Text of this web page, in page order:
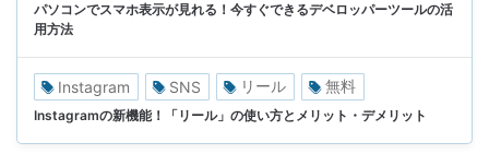
パソコンでスマホ表示が見れる！今すぐできるデベロッパーツールの活
用方法
Instagram SNS リール 無料
Instagramの新機能！「リール」の使い方とメリット・デメリット